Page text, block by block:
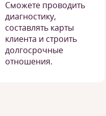
Сможете проводить
диагностику,
составлять карты
клиента и строить
долгосрочные
отношения.